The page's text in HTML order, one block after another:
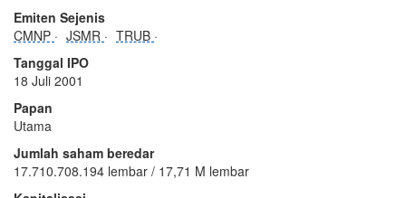
Emiten Sejenis
CMNP
JSMR
TRUB
Tanggal IPO
18 Juli 2001
Papan
Utama
Jumlah saham beredar
17.710.708.194 lembar / 17,71 M lembar